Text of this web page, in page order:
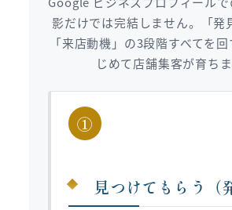
影だけでは完結しません。「発
「来店動機」の3段階すべてを
じめて店舗集客が育ちま
①
見つけてもらう（